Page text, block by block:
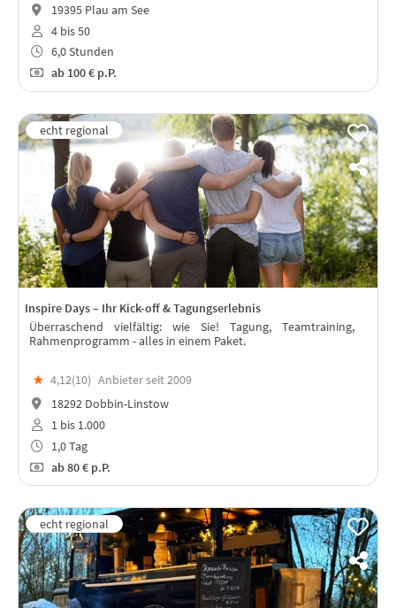
19395 Plau am See
4 bis 50
6,0 Stunden
ab100 € p.P.
Inspire Days – Ihr Kick-off & Tagungserlebnis
Überraschend vielfältig: wie Sie! Tagung, Teamtraining,
Rahmenprogramm - alles in einem Paket.
★ 4,12(10) Anbieter seit 2009
18292 Dobbin-Linstow
1 bis 1.000
1,0 Tag
ab80 € p.P.